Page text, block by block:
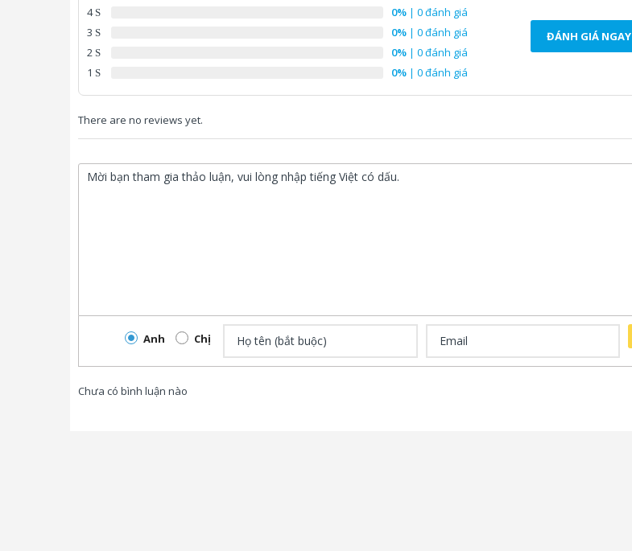
4
0% | 0 đánh giá
3
0% | 0 đánh giá
2
0% | 0 đánh giá
1
0% | 0 đánh giá
ĐÁNH GIÁ NGAY
There are no reviews yet.
Anh Chị
Chưa có bình luận nào